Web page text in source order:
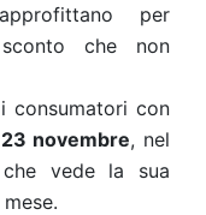
per
che non
consumatori con
novembre, nel
vede la sua